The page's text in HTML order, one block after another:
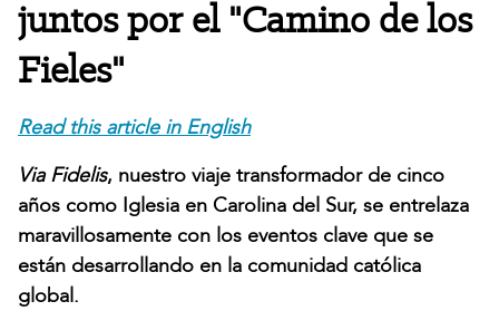
juntos por el "Camino de los
Fieles"
Read this article in English
Via Fidelis, nuestro viaje transformador de cinco
años como Iglesia en Carolina del Sur, se entrelaza
maravillosamente con los eventos clave que se
están desarrollando en la comunidad católica
global.